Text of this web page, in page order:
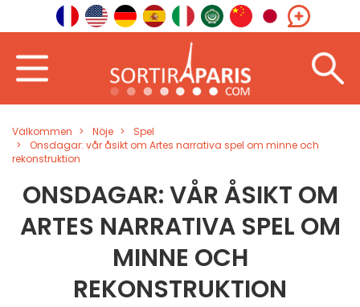
Välkommen Nöje
Spel
Onsdagar: vår åsikt om Artes narrativa spel om minne och
rekonstruktion
ONSDAGAR: VÅR ÅSIKT OM
ARTES NARRATIVA SPEL OM
MINNE OCH
REKONSTRUKTION